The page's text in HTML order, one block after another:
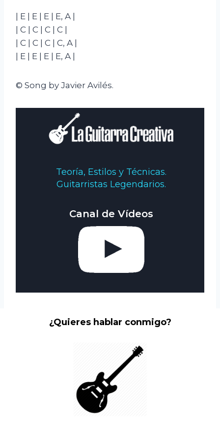
| E | E | E | E, A |
| C | C | C | C |
| C | C | C | C, A |
| E | E | E | E, A |
© Song by Javier Avilés.
Teoría, Estilos y Técnicas.
Guitarristas Legendarios.
Canal de Vídeos
¿Quieres hablar conmigo?